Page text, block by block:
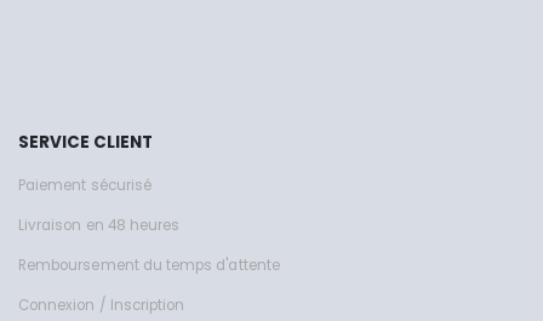
SERVICE CLIENT
Paiement sécurisé
Livraison en 48 heures
Remboursement du temps d'attente
Connexion / Inscription